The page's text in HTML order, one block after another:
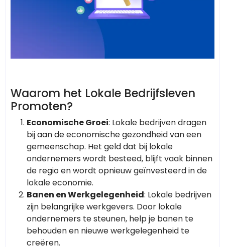
Waarom het Lokale Bedrijfsleven
Promoten?
Economische Groei: Lokale bedrijven dragen
bij aan de economische gezondheid van een
gemeenschap. Het geld dat bij lokale
ondernemers wordt besteed, blijft vaak binnen
de regio en wordt opnieuw geïnvesteerd in de
lokale economie.
Banen en Werkgelegenheid: Lokale bedrijven
zijn belangrijke werkgevers. Door lokale
ondernemers te steunen, help je banen te
behouden en nieuwe werkgelegenheid te
creëren.